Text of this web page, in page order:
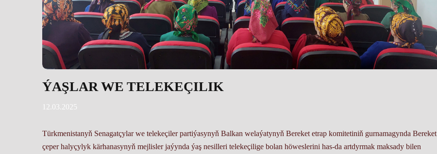
ÝAŞLAR WE TELEKEÇILIK
12.03.2025
Türkmenistanyň Senagatçylar we telekeçiler partiýasynyň Balkan welaýatynyň Bereket etrap komitetiniň gurnamagynda Bereket
çeper halyçylyk kärhanasynyň mejlisler jaýynda ýaş nesilleri telekeçilige bolan höweslerini has-da artdyrmak maksady bilen